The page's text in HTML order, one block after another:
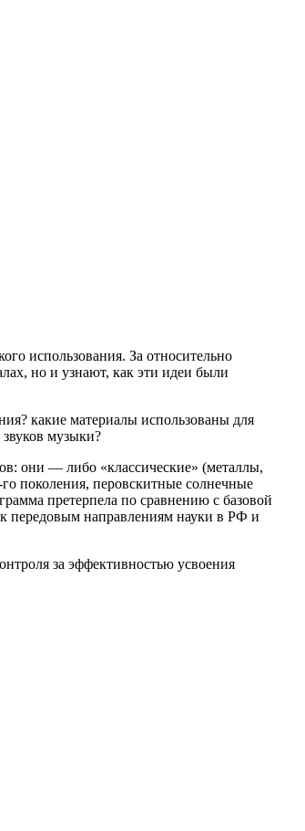
использования. За относительно
но и узнают, как эти идеи были
какие материалы использованы для
музыки?
они — либо «классические» (металлы,
поколения, перовскитные солнечные
претерпела по сравнению с базовой
передовым направлениям науки в РФ и
за эффективностью усвоения